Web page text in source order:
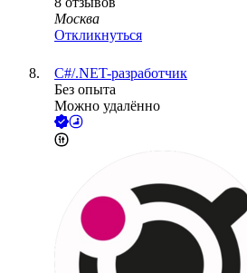
Москва
Откликнуться
C#/.NET-разработчик
Без опыта
Можно удалённо